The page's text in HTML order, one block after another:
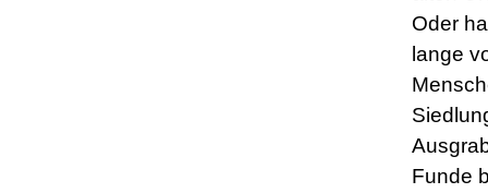
Oder
lange
Funde